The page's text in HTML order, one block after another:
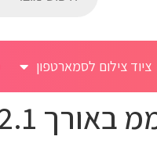
ציוד צילום לסמארטפון